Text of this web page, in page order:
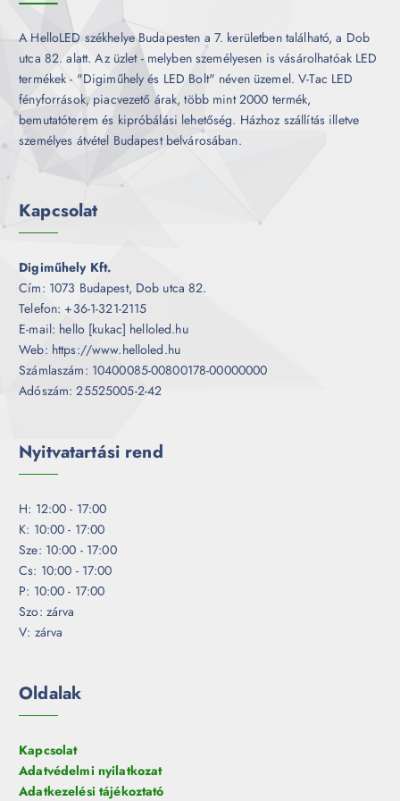
A HelloLED székhelye Budapesten a 7. kerületben található, a Dob
utca 82. alatt. Az üzlet - melyben személyesen is vásárolhatóak LED
termékek - "Digiműhely és LED Bolt" néven üzemel. V-Tac LED
fényforrások, piacvezető árak, több mint 2000 termék,
bemutatóterem és kipróbálási lehetőség. Házhoz szállítás illetve
személyes átvétel Budapest belvárosában.
Kapcsolat
Digiműhely Kft.
Cím: 1073 Budapest, Dob utca 82.
Telefon: +36-1-321-2115
E-mail: hello [kukac] helloled.hu
Web: https://www.helloled.hu
Számlaszám: 10400085-00800178-00000000
Adószám: 25525005-2-42
Nyitvatartási rend
H: 12:00 - 17:00
K: 10:00 - 17:00
Sze: 10:00 - 17:00
Cs: 10:00 - 17:00
P: 10:00 - 17:00
Szo: zárva
V: zárva
Oldalak
Kapcsolat
Adatvédelmi nyilatkozat
Adatkezelési tájékoztató